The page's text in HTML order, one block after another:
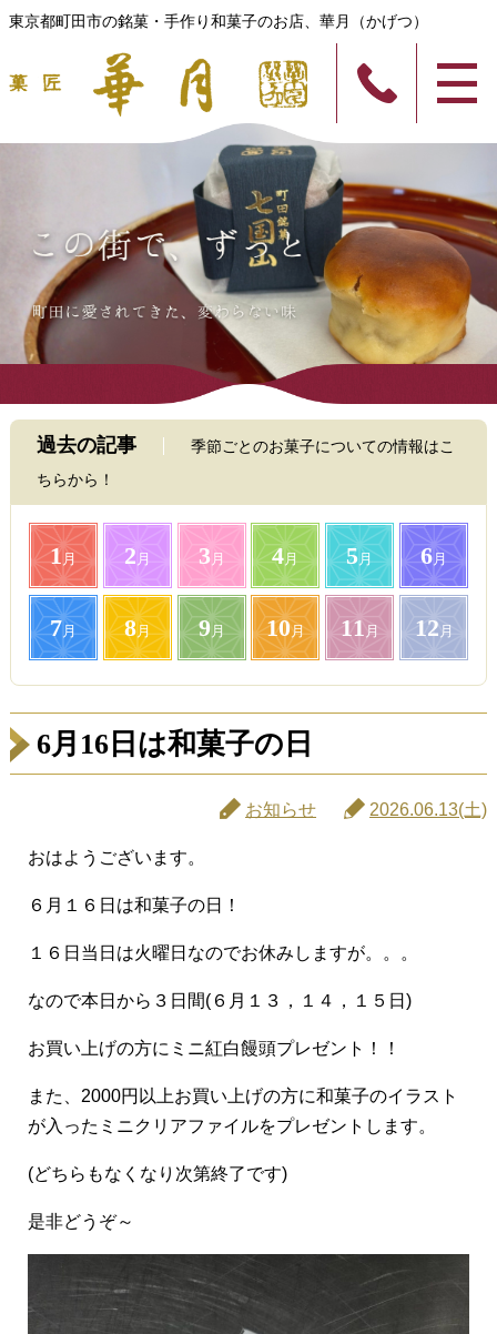
東京都町田市の銘菓・手作り和菓子のお店、華月（かげつ）
過去の記事
季節ごとのお菓子についての情報はこ
ちらから！
1月 2 月 3 月 4月 5月 6月
7月 8月 9月 10月 11 月 12 月
6月16日は和菓子の日
お知らせ 2026.06.13(土)
おはようございます。
６月１６日は和菓子の日！
１６日当日は火曜日なのでお休みしますが。。。
なので本日から３日間(６月１３，１４，１５日)
お買い上げの方にミニ紅白饅頭プレゼント！！
また、2000円以上お買い上げの方に和菓子のイラスト
が入ったミニクリアファイルをプレゼントします。
(どちらもなくなり次第終了です)
是非どうぞ～